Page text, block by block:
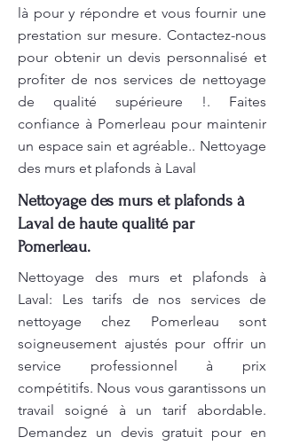
là pour y répondre et vous fournir une
prestation sur mesure. Contactez-nous
pour obtenir un devis personnalisé et
profiter de nos services de nettoyage
de qualité supérieure !. Faites
confiance à Pomerleau pour maintenir
un espace sain et agréable.. Nettoyage
des murs et plafonds à Laval
Nettoyage des murs et plafonds à
Laval de haute qualité par
Pomerleau.
Nettoyage des murs et plafonds à
Laval: Les tarifs de nos services de
nettoyage chez Pomerleau sont
soigneusement ajustés pour offrir un
service professionnel à prix
compétitifs. Nous vous garantissons un
travail soigné à un tarif abordable.
Demandez un devis gratuit pour en